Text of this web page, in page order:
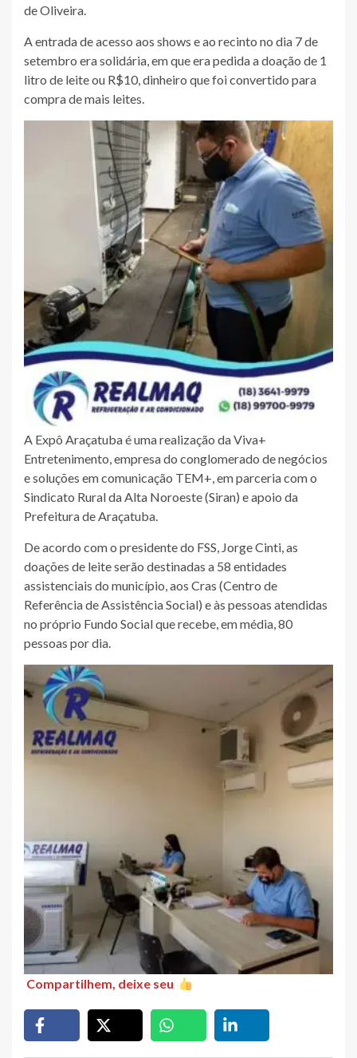
de Oliveira.
A entrada de acesso aos shows e ao recinto no dia 7 de
setembro era solidária, em que era pedida a doação de 1
litro de leite ou R$10, dinheiro que foi convertido para
compra de mais leites.
A Expô Araçatuba é uma realização da Viva+
Entretenimento, empresa do conglomerado de negócios
e soluções em comunicação TEM+, em parceria com o
Sindicato Rural da Alta Noroeste (Siran) e apoio da
Prefeitura de Araçatuba.
De acordo com o presidente do FSS, Jorge Cinti, as
doações de leite serão destinadas a 58 entidades
assistenciais do município, aos Cras (Centro de
Referência de Assistência Social) e às pessoas atendidas
no próprio Fundo Social que recebe, em média, 80
pessoas por dia.
Compartilhem, deixe seu